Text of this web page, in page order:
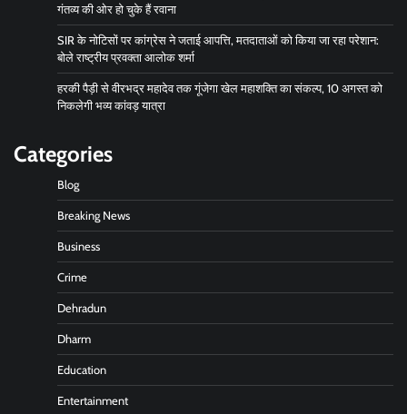
गंतव्य की ओर हो चुके हैं रवाना
SIR के नोटिसों पर कांग्रेस ने जताई आपत्ति, मतदाताओं को किया जा रहा परेशान:
बोले राष्ट्रीय प्रवक्ता आलोक शर्मा
हरकी पैड़ी से वीरभद्र महादेव तक गूंजेगा खेल महाशक्ति का संकल्प, 10 अगस्त को
निकलेगी भव्य कांवड़ यात्रा
Categories
Blog
Breaking News
Business
Crime
Dehradun
Dharm
Education
Entertainment